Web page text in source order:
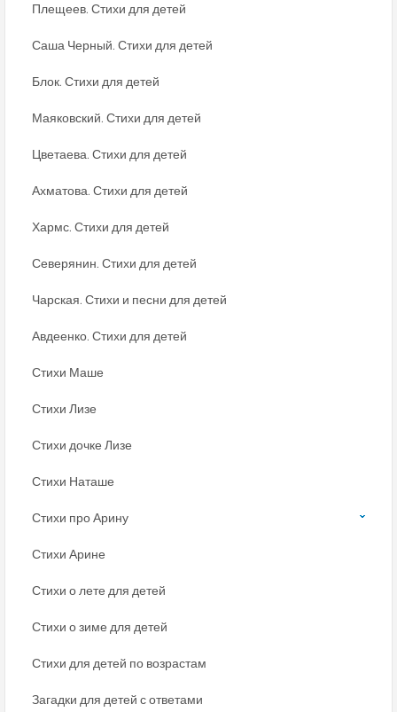
Плещеев. Стихи для детей
Саша Черный. Стихи для детей
Блок. Стихи для детей
Маяковский. Стихи для детей
Цветаева. Стихи для детей
Ахматова. Стихи для детей
Хармс. Стихи для детей
Северянин. Стихи для детей
Чарская. Стихи и песни для детей
Авдеенко. Стихи для детей
Стихи Маше
Стихи Лизе
Стихи дочке Лизе
Стихи Наташе
Стихи про Арину
Стихи Арине
Стихи о лете для детей
Стихи о зиме для детей
Стихи для детей по возрастам
Загадки для детей с ответами